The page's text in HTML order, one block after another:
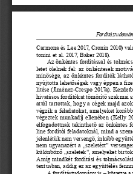
Carmona és  Lee    2017, 2010)
tonini et al. 2017, Baker 2018).
Az   önkéntes fordítással és
letet    ölelnek fel:   az   önkéntesek
minősége, az   önkéntes fordítók
nyújtotta lehetőségek vagy    éppen
a
lítése (Jiménez-Crespo 2017a).
hivatásos fordítókat tömörítő szakmai
attól    tartottak,
hogy a  cégek majd
végzik a  feladatokat, amelyeket
végeztek munkadíj ellenében (Kelly
elfogadottnak tekinthető az
line    fordítói feladatoknál, mind a
jelenlétük nem   versengő, inkább
nem    ugyanazért a  „szeletért”
különböző
„szeletek”, amelyeket
Amíg mindkét fordítási és
textusban, addig ez az együttélés
A fordítástudomány is  – a